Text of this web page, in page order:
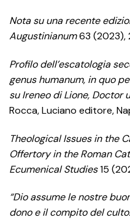
Nota su una recente
Augustinianum63 (2023),
Profilo dell’escatologia
genus humanum, in quo
su Ireneo di Lione, Doctor
Rocca, Luciano editore,
Theological Issues in the
Offertory in the Roman
Ecumenical Studies15
“Dio assume le nostre
dono e il compito del